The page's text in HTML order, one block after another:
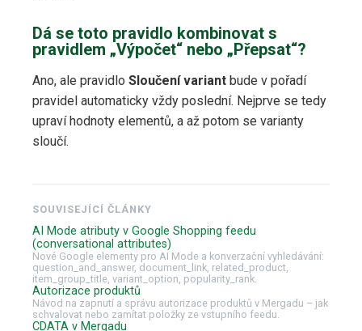
Dá se toto pravidlo kombinovat s
pravidlem „Výpočet“ nebo „Přepsat“?
Ano, ale pravidlo Sloučení variant bude v pořadí
pravidel automaticky vždy poslední. Nejprve se tedy
upraví hodnoty elementů, a až potom se varianty
sloučí.
SOUVISEJÍCÍ ČLÁNKY
AI Mode atributy v Google Shopping feedu
(conversational attributes)
Nové Google elementy pro AI Mode a konverzační vyhledávání:
question_and_answer, document_link, related_product,
item_group_title, variant_option, popularity_rank.
Autorizace produktů
Návod na zapnutí a správu autorizace produktů v Mergadu – jak
schvalovat nebo zamítat položky ze vstupního feedu.
CDATA v Mergadu